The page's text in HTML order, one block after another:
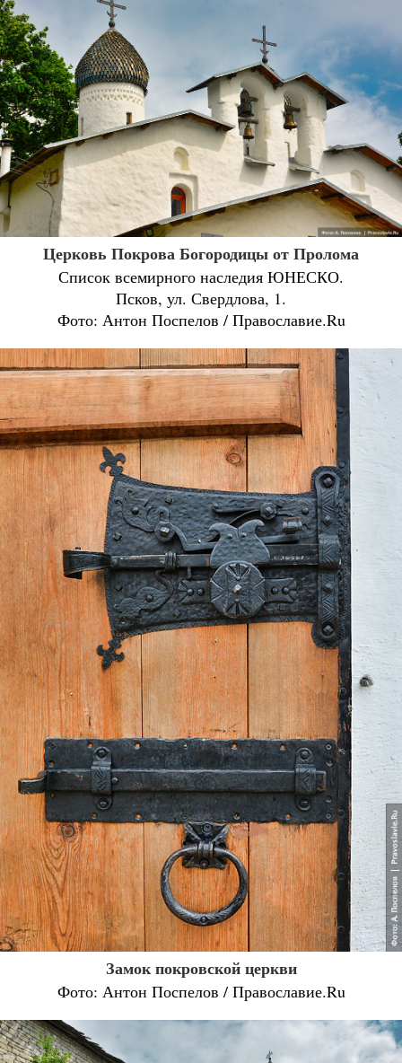
Церковь Покрова Богородицы от Пролома
Список всемирного наследия ЮНЕСКО.
Псков, ул. Свердлова, 1.
Фото: Антон Поспелов / Православие.Ru
Замок покровской церкви
Фото: Антон Поспелов / Православие.Ru